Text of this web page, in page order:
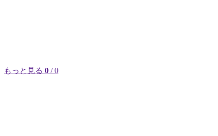
もっと見る 0 / 0